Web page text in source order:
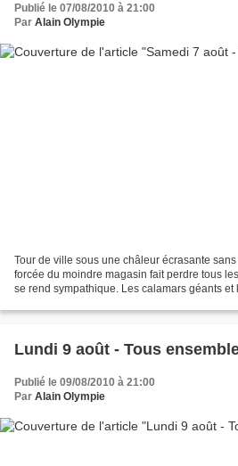
Publié le 07/08/2010 à 21:00
Par Alain Olympie
Tour de ville sous une châleur écrasante
forcée du moindre magasin fait perdre tous
se rend sympathique. Les calamars géants
Lundi 9 août - Tous
Publié le 09/08/2010 à 21:00
Par Alain Olympie